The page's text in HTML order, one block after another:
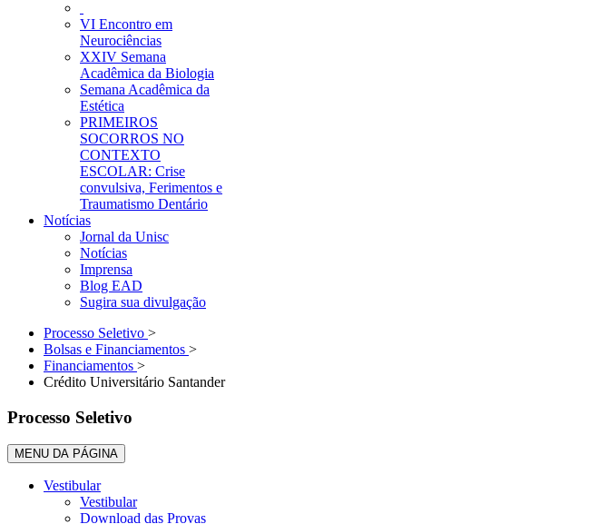
VI Encontro em
Neurociências
XXIV Semana
Acadêmica da Biologia
Semana Acadêmica da
Estética
PRIMEIROS
SOCORROS NO
CONTEXTO
ESCOLAR: Crise
convulsiva, Ferimentos e
Traumatismo Dentário
Notícias
Jornal da Unisc
Notícias
Imprensa
Blog EAD
Sugira sua divulgação
Processo Seletivo >
Bolsas e Financiamentos >
Financiamentos >
Crédito Universitário Santander
Processo Seletivo
MENU DA PÁGINA
Vestibular
Vestibular
Download das Provas